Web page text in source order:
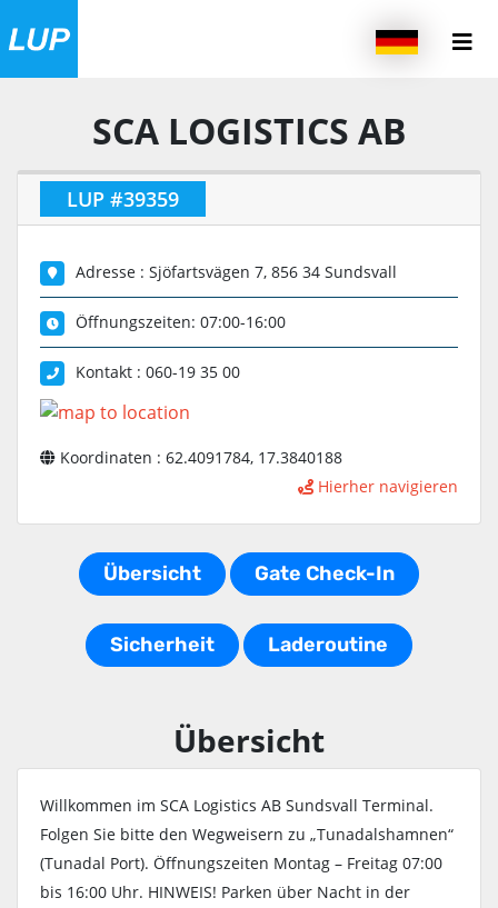
SCA LOGISTICS AB
LUP #39359
Adresse : Sjöfartsvägen 7, 856 34 Sundsvall
Öffnungszeiten: 07:00-16:00
Kontakt : 060-19 35 00
Koordinaten : 62.4091784, 17.3840188
Hierher navigieren
Übersicht Gate Check-In
Sicherheit Laderoutine
Übersicht
Willkommen im SCA Logistics AB Sundsvall Terminal.
Folgen Sie bitte den Wegweisern zu „Tunadalshamnen“
(Tunadal Port). Öffnungszeiten Montag – Freitag 07:00
bis 16:00 Uhr. HINWEIS! Parken über Nacht in der